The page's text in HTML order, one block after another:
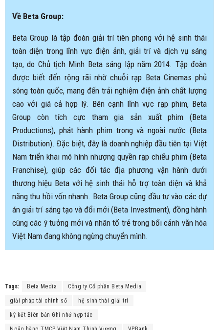
Về Beta Group:
Beta Group là tập đoàn giải trí tiên phong với hệ sinh thái
toàn diện trong lĩnh vực điện ảnh, giải trí và dịch vụ sáng
tạo, do Chủ tịch Minh Beta sáng lập năm 2014. Tập đoàn
được biết đến rộng rãi nhờ chuỗi rạp Beta Cinemas phủ
sóng toàn quốc, mang đến trải nghiệm điện ảnh chất lượng
cao với giá cả hợp lý. Bên cạnh lĩnh vực rạp phim, Beta
Group còn tích cực tham gia sản xuất phim (Beta
Productions), phát hành phim trong và ngoài nước (Beta
Distribution). Đặc biệt, đây là doanh nghiệp đầu tiên tại Việt
Nam triển khai mô hình nhượng quyền rạp chiếu phim (Beta
Franchise), giúp các đối tác địa phương vận hành dưới
thương hiệu Beta với hệ sinh thái hỗ trợ toàn diện và khả
năng thu hồi vốn nhanh. Beta Group cũng đầu tư vào các dự
án giải trí sáng tạo và đổi mới (Beta Investment), đồng hành
cùng các ý tưởng mới và nhân tố trẻ trong bối cảnh văn hóa
Việt Nam đang không ngừng chuyển mình.
Tags: Beta Media Công ty Cổ phần Beta Media
giải pháp tài chính số hệ sinh thái giải trí
ký kết Biên bản Ghi nhớ hợp tác